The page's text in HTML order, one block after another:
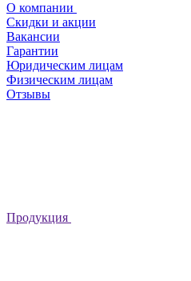
О компании
Скидки и акции
Вакансии
Гарантии
Юридическим лицам
Физическим лицам
Отзывы
Продукция